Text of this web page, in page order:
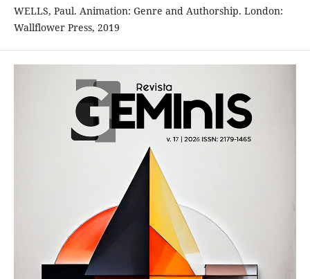
WELLS, Paul. Animation: Genre and Authorship. London:
Wallflower Press, 2019